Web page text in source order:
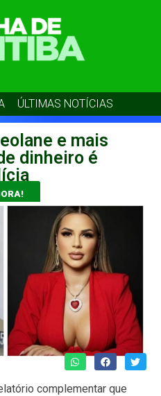
ÚLTIMAS NOTÍCIAS
e mais
dinheiro é
complementar que